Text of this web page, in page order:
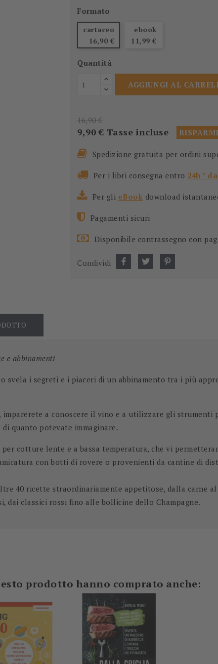
Formato
cartaceo
16,90 €
ebook
11,99 €
Quantità
AGGIUNGI AL
16,90 €
9,90 € Tasse incluse
Spedizione gratuita per ordini
Per i libri consegna entro 24h *
Per gli eBook download
Pagamenti sicuri
Disponibile contrassegno con
Condividi
e abbinamenti
svela i segreti e i piaceri di un abbinamento tra i più
imparerete a conoscere il vino e a utilizzare gli strumenti
quanto potevate immaginare.
per cotture lente e a bassa temperatura, che vi
con botti di rovere o provenienti da cantine di
40 ricette straordinariamente appetitose, dalla carne
dai classici rossi fino alle bollicine dello Champagne.
prodotto hanno comprato anche: